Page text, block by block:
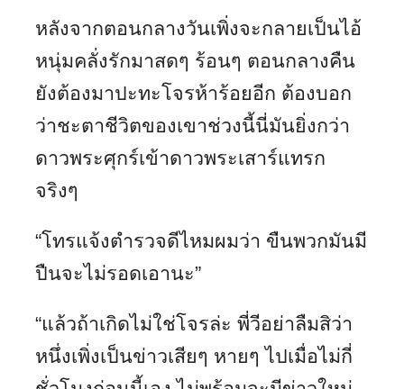
หลังจากตอนกลางวันเพิ่งจะกลายเป็นไอ้
หนุ่มคลั่งรักมาสดๆ ร้อนๆ ตอนกลางคืน
ยังต้องมาปะทะโจรห้าร้อยอีก ต้องบอก
ว่าชะตาชีวิตของเขาช่วงนี้นี่มันยิ่งกว่า
ดาวพระศุกร์เข้าดาวพระเสาร์แทรก
จริงๆ
“โทรแจ้งตำรวจดีไหมผมว่า ขืนพวกมันมี
ปืนจะไม่รอดเอานะ”
“แล้วถ้าเกิดไม่ใช่โจรล่ะ พี่วีอย่าลืมสิว่า
หนึ่งเพิ่งเป็นข่าวเสียๆ หายๆ ไปเมื่อไม่กี่